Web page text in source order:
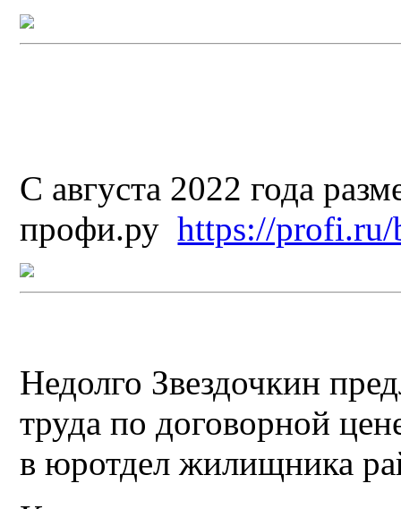
С августа 2022 года
профи.руhttps://
Недолго Звездочкин
труда по договорной
в юротдел жилищника